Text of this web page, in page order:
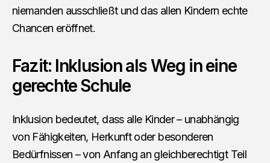
niemanden ausschließt und das allen Kindern echte
Chancen eröffnet.
Fazit: Inklusion als Weg in eine
gerechte Schule
Inklusion bedeutet, dass alle Kinder – unabhängig
von Fähigkeiten, Herkunft oder besonderen
Bedürfnissen – von Anfang an gleichberechtigt Teil